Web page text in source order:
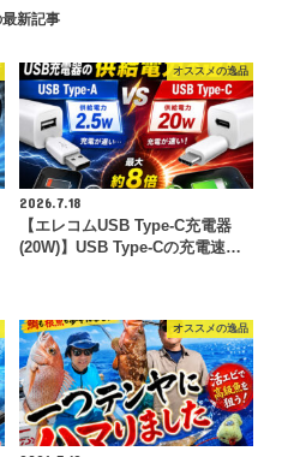
新記事
オススメの逸品
2026.7.18
【エレコムUSB Type-C充電器
(20W)】USB Type-Cの充電速…
オススメの逸品